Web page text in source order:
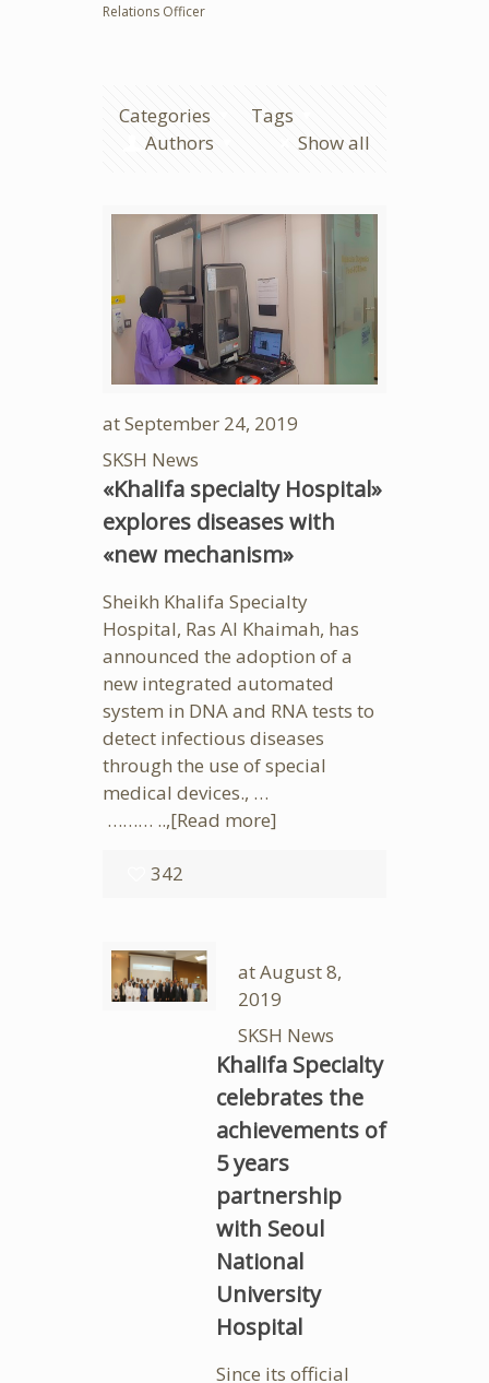
Relations Officer
Categories
Tags
Authors
Show all
atSeptember 24, 2019
SKSH News
«Khalifa specialty Hospital»
explores diseases with
«new mechanism»
Sheikh Khalifa Specialty
Hospital, Ras Al Khaimah, has
announced the adoption of a
new integrated automated
system in DNA and RNA tests to
detect infectious diseases
through the use of special
medical devices., …
……… ..,[Read more]
342
atAugust 8,
2019
SKSH News
Khalifa Specialty
celebrates the
achievements of
5 years
partnership
with Seoul
National
University
Hospital
Since its official